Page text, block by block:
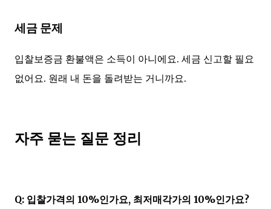
세금 문제
입찰보증금 환불액은 소득이 아니에요. 세금 신고할 필요
없어요. 원래 내 돈을 돌려받는 거니까요.
자주 묻는 질문 정리
Q: 입찰가격의 10%인가요, 최저매각가의 10%인가요?